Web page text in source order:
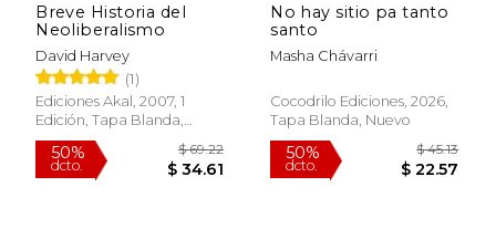
Breve Historia del
Neoliberalismo
David Harvey
(1)
Ediciones Akal, 2007, 1
Edición, Tapa Blanda,
Nuevo
No hay sitio pa tanto
santo
Masha Chávarri
Cocodrilo Ediciones, 2026,
Tapa Blanda, Nuevo